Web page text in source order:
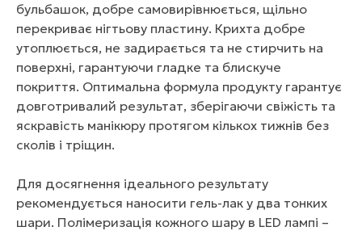
бульбашок, добре самовирівнюється, щільно
перекриває нігтьову пластину. Крихта добре
утоплюється, не задирається та не стирчить на
поверхні, гарантуючи гладке та блискуче
покриття. Оптимальна формула продукту гарантує
довготривалий результат, зберігаючи свіжість та
яскравість манікюру протягом кількох тижнів без
сколів і тріщин.
Для досягнення ідеального результату
рекомендується наносити гель-лак у два тонких
шари. Полімеризація кожного шару в LED лампі –